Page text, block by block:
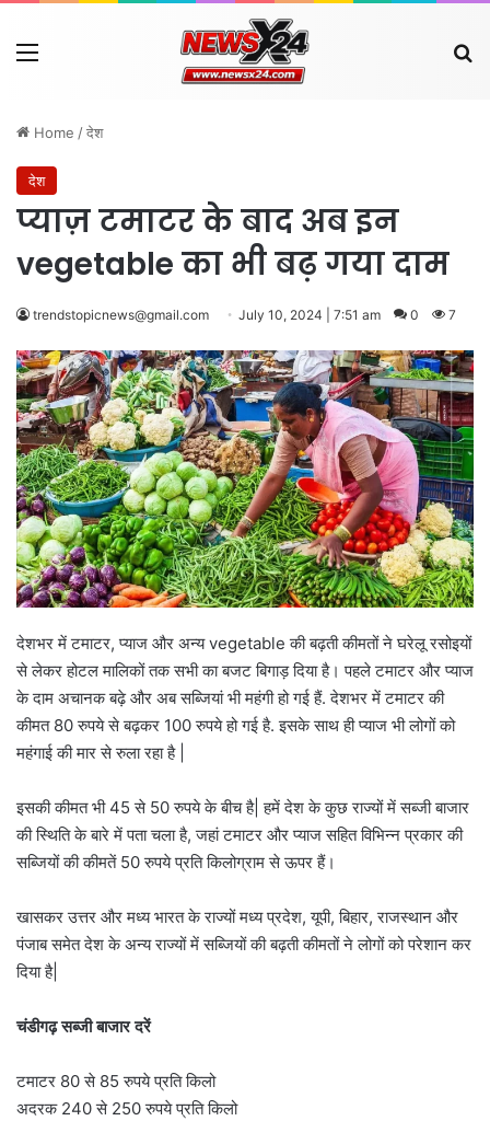
Menu
Home /देश
देश
प्याज़ टमाटर के बाद अब इन
vegetable का भी बढ़ गया दाम
trendstopicnews@gmail.com July 10, 2024 | 7:51 am 0 7
देशभर में टमाटर, प्याज और अन्य vegetable की बढ़ती कीमतों ने घरेलू रसोइयों
से लेकर होटल मालिकों तक सभी का बजट बिगाड़ दिया है। पहले टमाटर और प्याज
के दाम अचानक बढ़े और अब सब्जियां भी महंगी हो गई हैं. देशभर में टमाटर की
कीमत 80 रुपये से बढ़कर 100 रुपये हो गई है. इसके साथ ही प्याज भी लोगों को
महंगाई की मार से रुला रहा है |
इसकी कीमत भी 45 से 50 रुपये के बीच है| हमें देश के कुछ राज्यों में सब्जी बाजार
की स्थिति के बारे में पता चला है, जहां टमाटर और प्याज सहित विभिन्न प्रकार की
सब्जियों की कीमतें 50 रुपये प्रति किलोग्राम से ऊपर हैं।
खासकर उत्तर और मध्य भारत के राज्यों मध्य प्रदेश, यूपी, बिहार, राजस्थान और
पंजाब समेत देश के अन्य राज्यों में सब्जियों की बढ़ती कीमतों ने लोगों को परेशान कर
दिया है|
चंडीगढ़ सब्जी बाजार दरें
टमाटर 80 से 85 रुपये प्रति किलो
अदरक 240 से 250 रुपये प्रति किलो